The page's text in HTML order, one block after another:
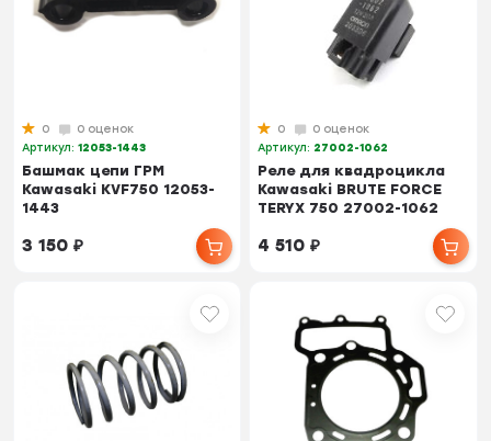
0
0 оценок
Артикул:12053-1443
Башмак цепи ГРМ
Kawasaki KVF750 12053-
1443
3 150₽
0
0 оценок
Артикул: 27002-1062
Реле для квадроцикла
Kawasaki BRUTE FORCE
TERYX 750 27002-1062
4 510₽